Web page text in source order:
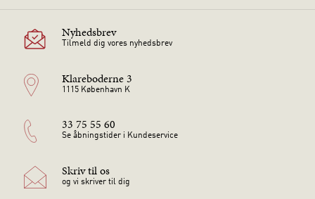
Nyhedsbrev
Tilmeld dig vores nyhedsbrev
Klareboderne 3
1115 København K
33 75 55 60
Se åbningstider i Kundeservice
Skriv til os
og vi skriver til dig